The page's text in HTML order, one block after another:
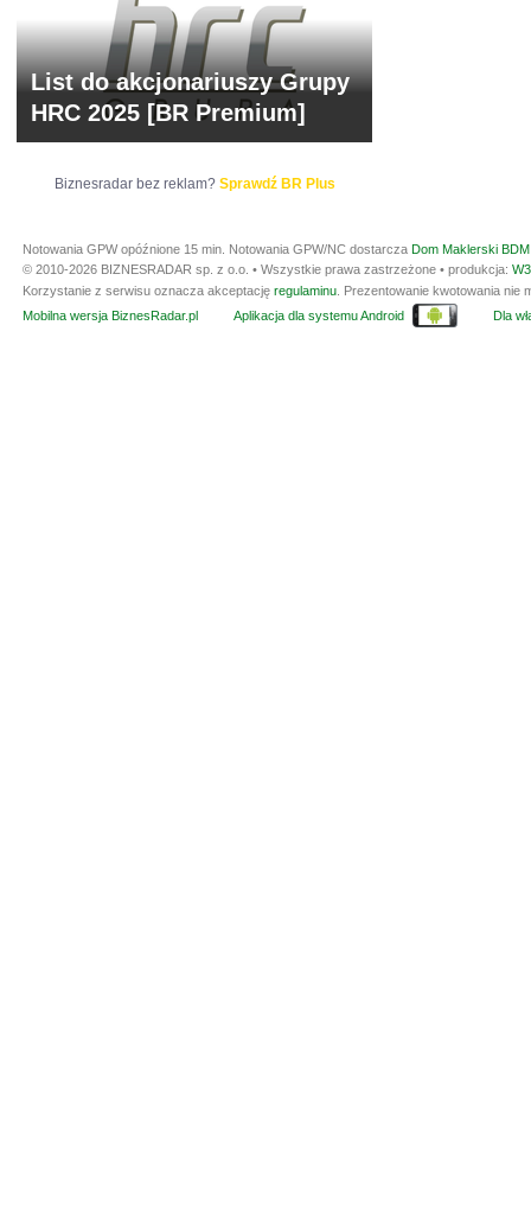
List do akcjonariuszy Grupy
HRC 2025 [BR Premium]
Biznesradar bez reklam? Sprawdź BR Plus
Notowania GPW opóźnione 15 min. Notowania GPW/NC dostarcza Dom Maklerski
© 2010-2026 BIZNESRADAR sp. z o.o. • Wszystkie prawa zastrzeżone • produkcja:
Korzystanie z serwisu oznacza akceptację regulaminu . Prezentowanie kwotowania
Mobilna wersja BiznesRadar.pl
Aplikacja dla systemu Android Dla